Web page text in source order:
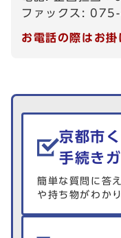
ファックス:
お電話の際はお
生活情報を探
京都市
手続き
簡単な質問に答
や持ち物がわか